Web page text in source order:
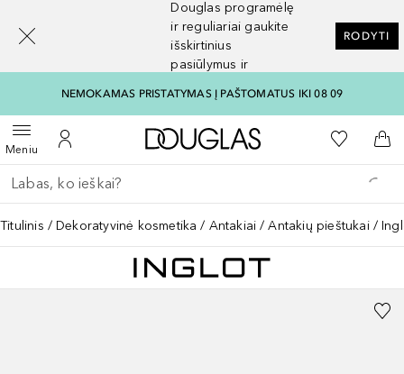
Douglas programėlę
ir reguliariai gaukite
išskirtinius
pasiūlymus ir
RODYTI
NEMOKAMAS PRISTATYMAS Į PAŠTOMATUS IKI 08 09
MeniuAtidaryti meniuĮ mano paskyrą
Į Douglas pagrindinį
Į mano
Į
Grįžk atgal
Vykdykite paiešką
Titulinis Dekoratyvinė kosmetika Antakiai Antakių pieštukai
[navigation.slideout.screenreader]